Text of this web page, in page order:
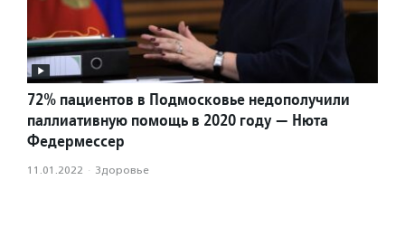
72% пациентов в Подмосковье недополучили
паллиативную помощь в 2020 году — Нюта
Федермессер
11.01.2022 · Здоровье